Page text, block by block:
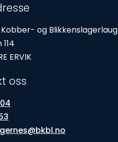
og Blikkenslagerlaug
ERVIK
oss